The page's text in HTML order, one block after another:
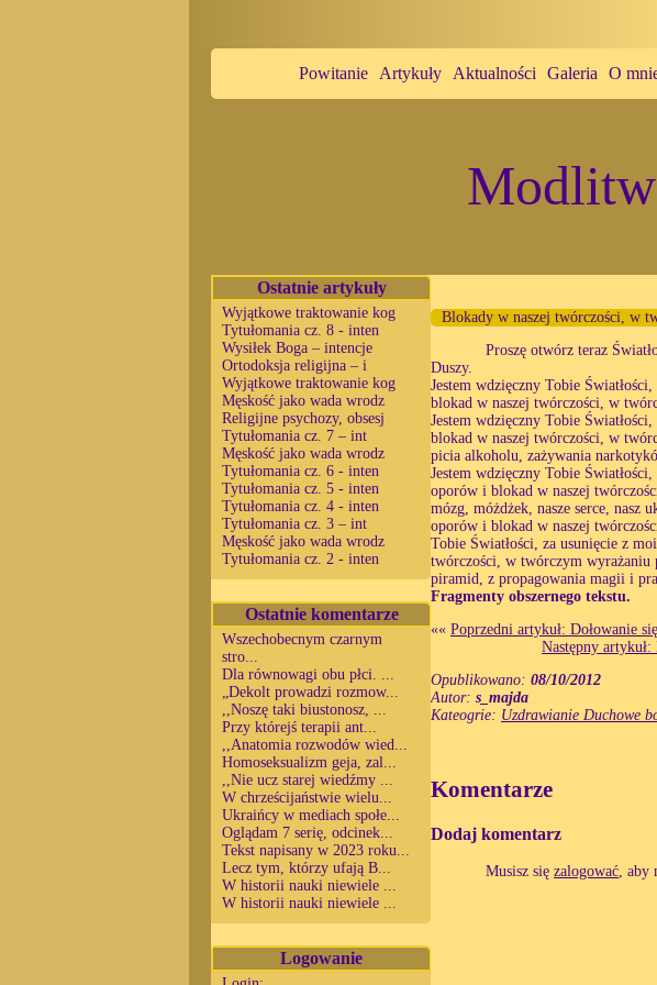
Powitanie Artykuły Aktualności Galeria O
Ostatnie artykuły
Wyjątkowe traktowanie kog
Tytułomania cz. 8 - inten
Wysiłek Boga – intencje
Ortodoksja religijna – i
Wyjątkowe traktowanie kog
Męskość jako wada wrodz
Religijne psychozy, obsesj
Tytułomania cz. 7 – int
Męskość jako wada wrodz
Tytułomania cz. 6 - inten
Tytułomania cz. 5 - inten
Tytułomania cz. 4 - inten
Tytułomania cz. 3 – int
Męskość jako wada wrodz
Tytułomania cz. 2 - inten
Ostatnie komentarze
Wszechobecnym czarnym
stro...
Dla równowagi obu płci. ...
„Dekolt prowadzi rozmow...
,,Noszę taki biustonosz, ...
Przy którejś terapii ant...
,,Anatomia rozwodów wied...
Homoseksualizm geja, zal...
,,Nie ucz starej wiedźmy ...
W chrześcijaństwie wielu...
Ukraińcy w mediach społe...
Oglądam 7 serię, odcinek...
Tekst napisany w 2023 roku...
Lecz tym, którzy ufają B...
W historii nauki niewiele ...
W historii nauki niewiele ...
Logowanie
Blokady w naszej twórczości, w
Proszę otwórz teraz
Duszy.
Jestem wdzięczny Tobie
blokad w naszej twórczości, w
Jestem wdzięczny Tobie
blokad w naszej twórczości, w
picia alkoholu, zażywania
Jestem wdzięczny Tobie
oporów i blokad w naszej
mózg, móżdżek, nasze serce, nasz
oporów i blokad w naszej
Tobie Światłości, za usunięcie z
twórczości, w twórczym wyrażaniu
piramid, z propagowania magii i
Fragmenty obszernego tekstu.
«« Poprzedni artykuł: Dołowanie
Następny
Opublikowano: 08/10/2012
Autor: s_majda
Kateogrie: Uzdrawianie Duchowe
Komentarze
Dodaj komentarz
Musisz się zalogować, aby